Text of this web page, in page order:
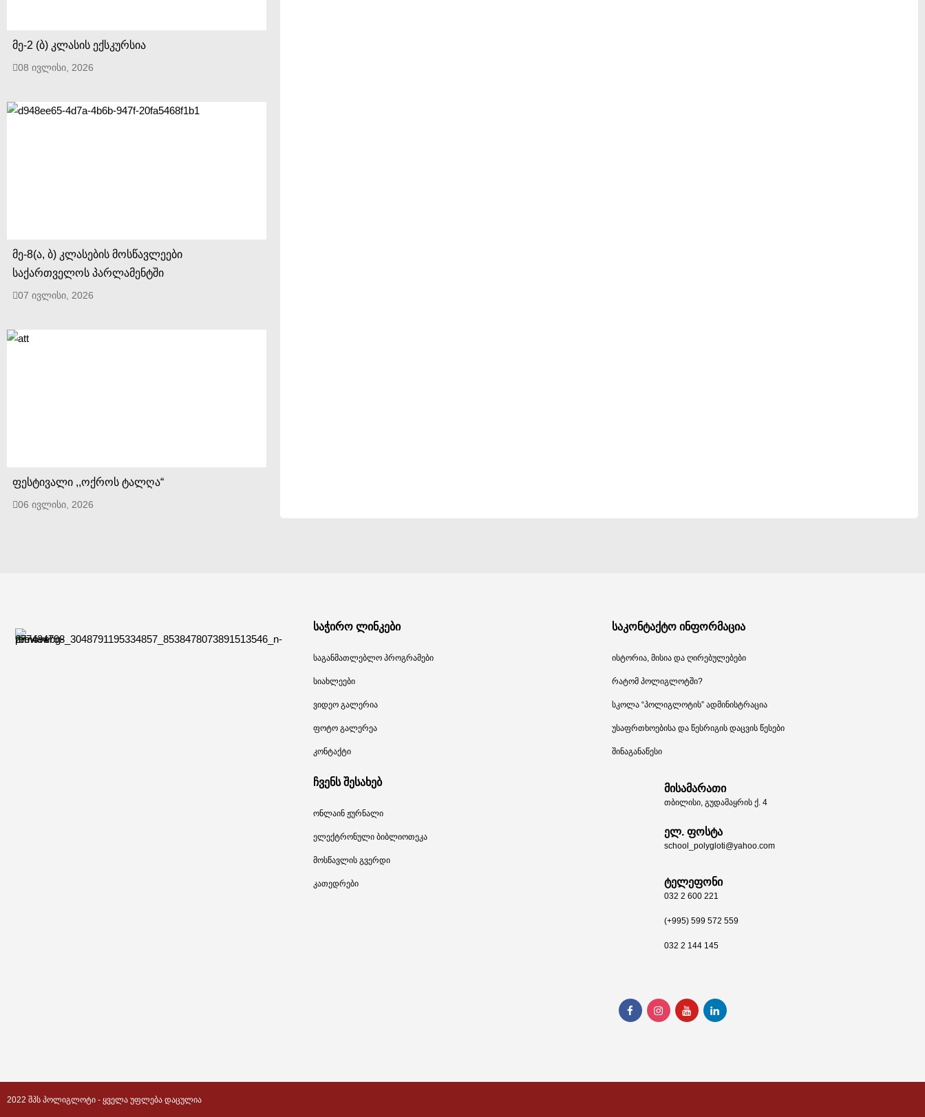
მე-2 (ბ) კლასის ექსკურსია
08 ივლისი, 2026
მე-8(ა, ბ) კლასების მოსწავლეები
საქართველოს პარლამენტში
07 ივლისი, 2026
ფესტივალი ,,ოქროს ტალღა“
06 ივლისი, 2026
საჭირო ლინკები
საგანმათლებლო პროგრამები
სიახლეები
ვიდეო გალერია
ფოტო გალერეა
კონტაქტი
ჩვენს შესახებ
ონლაინ ჟურნალი
ელექტრონული ბიბლიოთეკა
მოსწავლის გვერდი
კათედრები
საკონტაქტო ინფორმაცია
ისტორია, მისია და ღირებულებები
რატომ პოლიგლოტში?
სკოლა “პოლიგლოტის” ადმინისტრაცია
უსაფრთხოებისა და წესრიგის დაცვის წესები
შინაგანაწესი
მისამარათი
თბილისი, გუდამაყრის ქ. 4
ელ. ფოსტა
school_polygloti@yahoo.com
ტელეფონი
032 2 600 221
(+995) 599 572 559
032 2 144 145
2022 ᲨᲞᲡ ᲞᲝᲚᲘᲒᲚᲝᲢᲘ - ᲧᲕᲔᲚᲐ ᲣᲤᲚᲔᲑᲐ ᲓᲐᲪᲣᲚᲘᲐ